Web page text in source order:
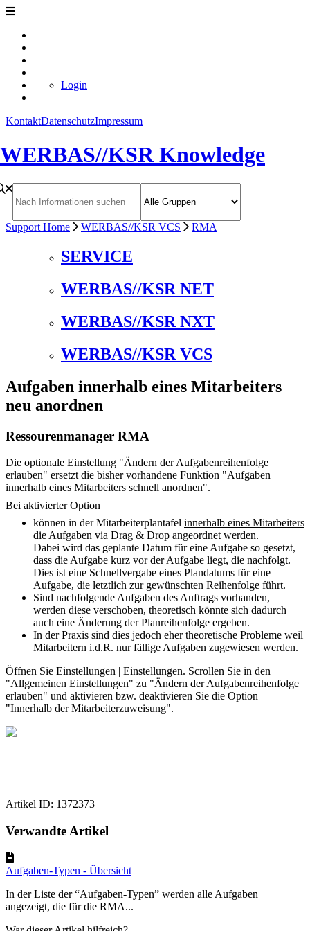
Login
KontaktDatenschutzImpressum
WERBAS//KSR Knowledge
Support Home WERBAS//KSR VCS RMA
SERVICE
WERBAS//KSR NET
WERBAS//KSR NXT
WERBAS//KSR VCS
Aufgaben innerhalb eines Mitarbeiters
neu anordnen
Ressourenmanager RMA
Die optionale Einstellung "Ändern der Aufgabenreihenfolge
erlauben" ersetzt die bisher vorhandene Funktion "Aufgaben
innerhalb eines Mitarbeiters schnell anordnen".
Bei aktivierter Option
können in der Mitarbeiterplantafel innerhalb eines Mitarbeiters
die Aufgaben via Drag & Drop angeordnet werden.
Dabei wird das geplante Datum für eine Aufgabe so gesetzt,
dass die Aufgabe kurz vor der Aufgabe liegt, die nachfolgt.
Dies ist eine Schnellvergabe eines Plandatums für eine
Aufgabe, die letztlich zur gewünschten Reihenfolge führt.
Sind nachfolgende Aufgaben des Auftrags vorhanden,
werden diese verschoben, theoretisch könnte sich dadurch
auch eine Änderung der Planreihenfolge ergeben.
In der Praxis sind dies jedoch eher theoretische Probleme weil
Mitarbeitern i.d.R. nur fällige Aufgaben zugewiesen werden.
Öffnen Sie Einstellungen | Einstellungen. Scrollen Sie in den
"Allgemeinen Einstellungen" zu "Ändern der Aufgabenreihenfolge
erlauben" und aktivieren bzw. deaktivieren Sie die Option
"Innerhalb der Mitarbeiterzuweisung".
Artikel ID: 1372373
Verwandte Artikel
Aufgaben-Typen - Übersicht
In der Liste der “Aufgaben-Typen” werden alle Aufgaben
angezeigt, die für die RMA...